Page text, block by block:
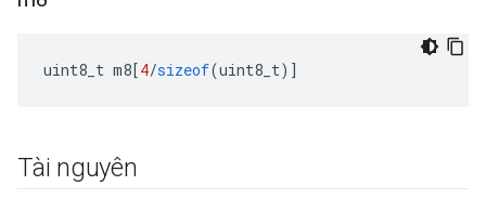
uint8_t m8[4/sizeof(uint8_t)]
Tài nguyên